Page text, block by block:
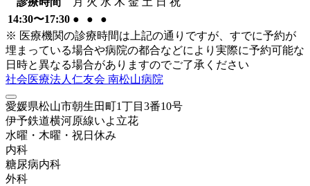
14:30〜17:30 ● ●
●
※ 医療機関の診療時間は上記の通りですが、すでに予約が
埋まっている場合や病院の都合などにより実際に予約可能な
日時と異なる場合がありますのでご了承ください
社会医療法人仁友会 南松山病院
愛媛県松山市朝生田町1丁目3番10号
伊予鉄道横河原線いよ立花
水曜・木曜・祝日 休み
内科
糖尿病内科
外科